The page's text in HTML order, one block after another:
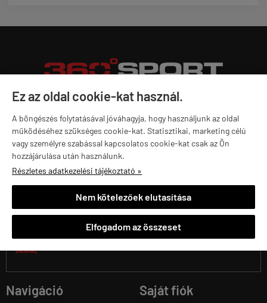
Ez az oldal cookie-kat használ.
A böngészés folytatásával jóváhagyja, hogy használjunk az oldal
működéséhez szükséges cookie-kat. Statisztikai, marketing célú
vagy személyre szabással kapcsolatos cookie-kat csak az Ön
hozzájárulása után használunk.
Részletes adatkezelési tájékoztató »
Nem kötelezőek elutasítása
Elfogadom az összeset
 1992 ÓTA VAGYUNK A PIACON
Navigáció Saját fiók